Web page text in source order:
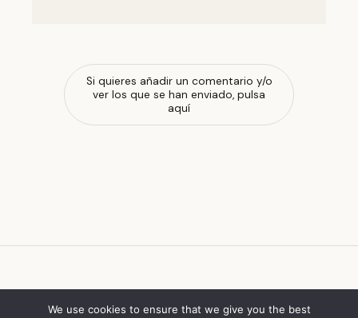
Si quieres añadir un comentario y/o
ver los que se han enviado, pulsa
aquí
escola de ferrado
We use cookies to ensure that we give you the best